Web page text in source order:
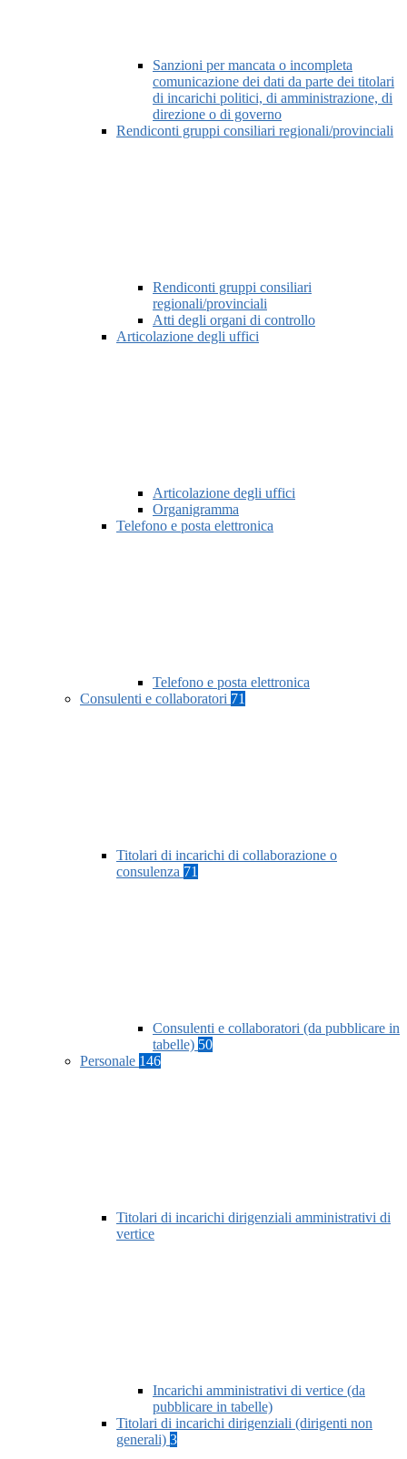
Sanzioni per mancata o incompleta
comunicazione dei dati da parte dei titolari
di incarichi politici, di amministrazione, di
direzione o di governo
Rendiconti gruppi consiliari regionali/provinciali
Rendiconti gruppi consiliari
regionali/provinciali
Atti degli organi di controllo
Articolazione degli uffici
Articolazione degli uffici
Organigramma
Telefono e posta elettronica
Telefono e posta elettronica
Consulenti e collaboratori 71
Titolari di incarichi di collaborazione o
consulenza 71
Consulenti e collaboratori (da pubblicare in
tabelle) 50
Personale 146
Titolari di incarichi dirigenziali amministrativi di
vertice
Incarichi amministrativi di vertice (da
pubblicare in tabelle)
Titolari di incarichi dirigenziali (dirigenti non
generali) 3